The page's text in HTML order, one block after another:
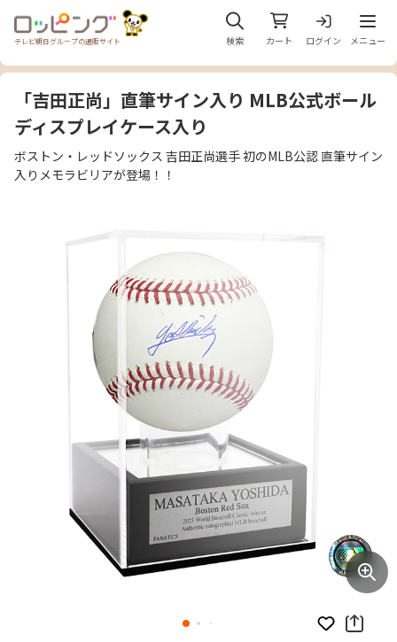
テレビ朝日グループの通販サイト 検索 カート ログイン
メニ
メニュー
お気に入り
「吉田正尚」直筆サイン入り MLB公式ボール
ディスプレイケース入り
ボストン・レッドソックス 吉田正尚選手 初のMLB公認 直筆サイン
入りメモラビリアが登場！！